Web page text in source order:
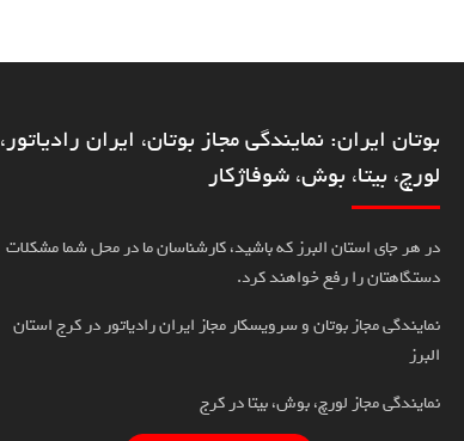
بوتان ایران: نمایندگی مجاز بوتان، ایران رادیاتور،
لورچ، بیتا، بوش، شوفاژکار
در هر جای استان البرز که باشید، کارشناسان ما در محل شما مشکلات
دستگاهتان را رفع خواهند کرد.
نمایندگی مجاز بوتان و سرویسکار مجاز ایران رادیاتور در کرج استان
البرز
نمایندگی مجاز لورچ، بوش، بیتا در کرج